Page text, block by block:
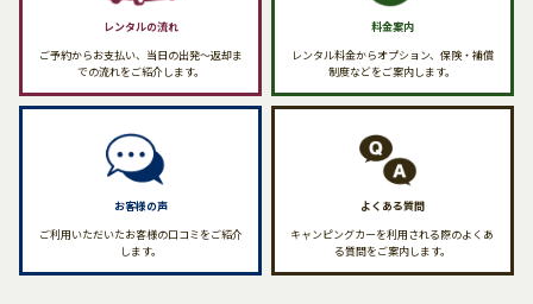
レンタルの流れ
ご予約からお支払い、当日の出発〜返却ま
での流れをご紹介します。
料金案内
レンタル料金からオプション、保険・補償
制度などをご案内します。
お客様の声
ご利用いただいたお客様の口コミをご紹介
します。
よくある質問
キャンピングカーを利用される際のよくあ
る質問をご案内します。